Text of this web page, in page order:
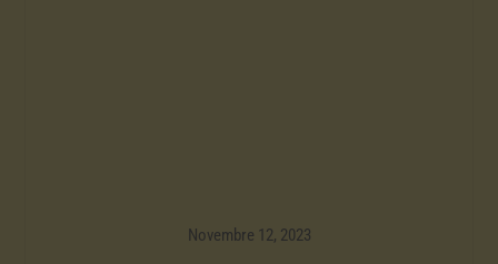
Novembre 12, 2023